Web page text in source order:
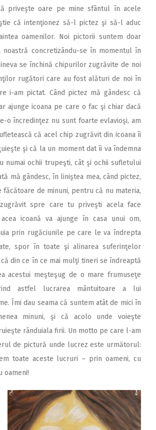
priveşte oare pe mine sfântul în acele
că intenţionez să-l pictez şi să-l aduc
oamenilor. Noi pictorii suntem doar
noastră concretizându-se în momentul în
se închină chipurilor zugrăvite de noi
rugători care au fost alături de noi în
i-am pictat. Când pictez mă gândesc că
ajunge icoana pe care o fac şi chiar dacă
o încredinţez nu sunt foarte evlavioşi, am
că acel chip zugrăvit din icoana îi
şi că la un moment dat îi va îndemna
numai ochii trupeşti, cât şi ochii sufletului
mă gândesc, în liniştea mea, când pictez,
făcătoare de minuni, pentru că nu materia,
spre care tu priveşti acela face
icoană va ajunge în casa unui om,
prin rugăciunile pe care le va îndrepta
spor în toate şi alinarea suferinţelor
din ce în ce mai mulţi tineri se îndreaptă
acestui meşteşug de o mare frumuseţe
astfel lucrarea mântuitoare a lui
Îmi dau seama că suntem atât de mici în
minuni, şi că acolo unde voieşte
rânduiala firii. Un motto pe care l-am
de pictură unde lucrez este următorul:
toate aceste lucruri – prin oameni, cu
oameni!